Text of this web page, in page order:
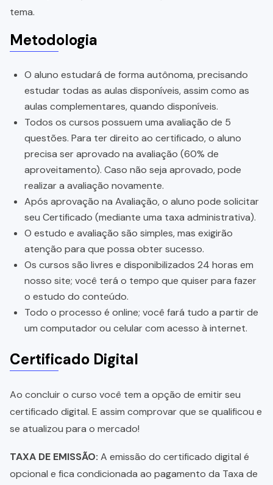
tema.
Metodologia
O aluno estudará de forma autônoma, precisando
estudar todas as aulas disponíveis, assim como as
aulas complementares, quando disponíveis.
Todos os cursos possuem uma avaliação de 5
questões. Para ter direito ao certificado, o aluno
precisa ser aprovado na avaliação (60% de
aproveitamento). Caso não seja aprovado, pode
realizar a avaliação novamente.
Após aprovação na Avaliação, o aluno pode solicitar
seu Certificado (mediante uma taxa administrativa).
O estudo e avaliação são simples, mas exigirão
atenção para que possa obter sucesso.
Os cursos são livres e disponibilizados 24 horas em
nosso site; você terá o tempo que quiser para fazer
o estudo do conteúdo.
Todo o processo é online; você fará tudo a partir de
um computador ou celular com acesso à internet.
Certificado Digital
Ao concluir o curso você tem a opção de emitir seu
certificado digital. E assim comprovar que se qualificou e
se atualizou para o mercado!
TAXA DE EMISSÃO: A emissão do certificado digital é
opcional e fica condicionada ao pagamento da Taxa de